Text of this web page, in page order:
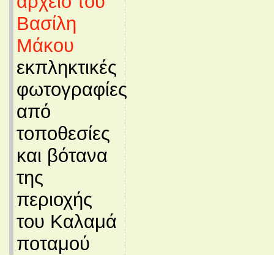
Βασίλη
Μάκου
εκπληκτικές
φωτογραφίες
από
τοποθεσίες
και βότανα
της
περιοχής
του Καλαμά
ποταμού